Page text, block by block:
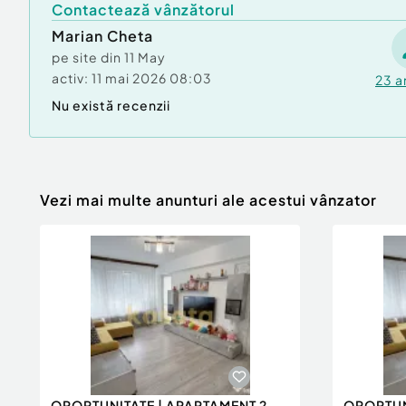
O proprietate cu potențial excelent atât
investiție.
Tip imobil:Bloc de apartamente
Contactează vânzătorul
Marian Cheta
pe site din 11 May
activ: 11 mai 2026 08:03 23
Nu există recenzii
Vezi mai multe anunturi ale acestui vânzator